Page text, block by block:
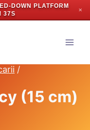
DOWN PLATFORM
37S
✕
/
(15 cm)